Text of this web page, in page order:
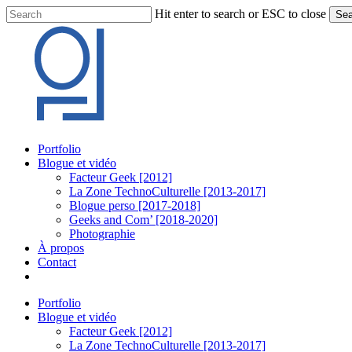
Skip
to
content
Hit enter to search or ESC to close
Search
Menu
Portfolio
Blogue et vidéo
Facteur Geek [2012]
La Zone TechnoCulturelle [2013-2017]
Blogue perso [2017-2018]
Geeks and Com’ [2018-2020]
Photographie
À propos
Contact
Portfolio
Blogue et vidéo
Facteur Geek [2012]
La Zone TechnoCulturelle [2013-2017]